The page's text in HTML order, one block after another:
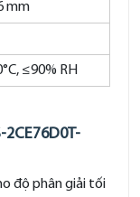
mm
≤90% RH
độ phân giải tối